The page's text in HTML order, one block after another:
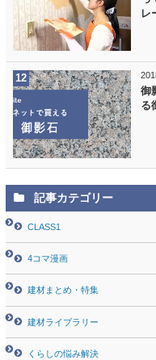
レ
御
る
記事カテゴリー
CLASS1
4コマ漫画
建材まとめ・特集
建材ライブラリー
くらしの悩み解決